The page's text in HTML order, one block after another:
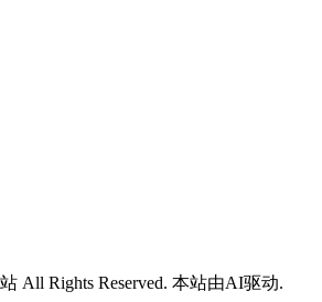
All Rights Reserved. 本站由AI驱动.